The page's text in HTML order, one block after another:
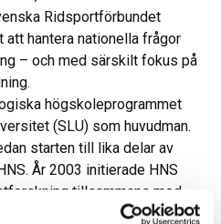
Ridsportförbundet
att hantera nationella frågor
– och med särskilt fokus på
högskoleprogrammet
(SLU) som huvudman.
starten till lika delar av
År 2003 initierade HNS
tillsammans med